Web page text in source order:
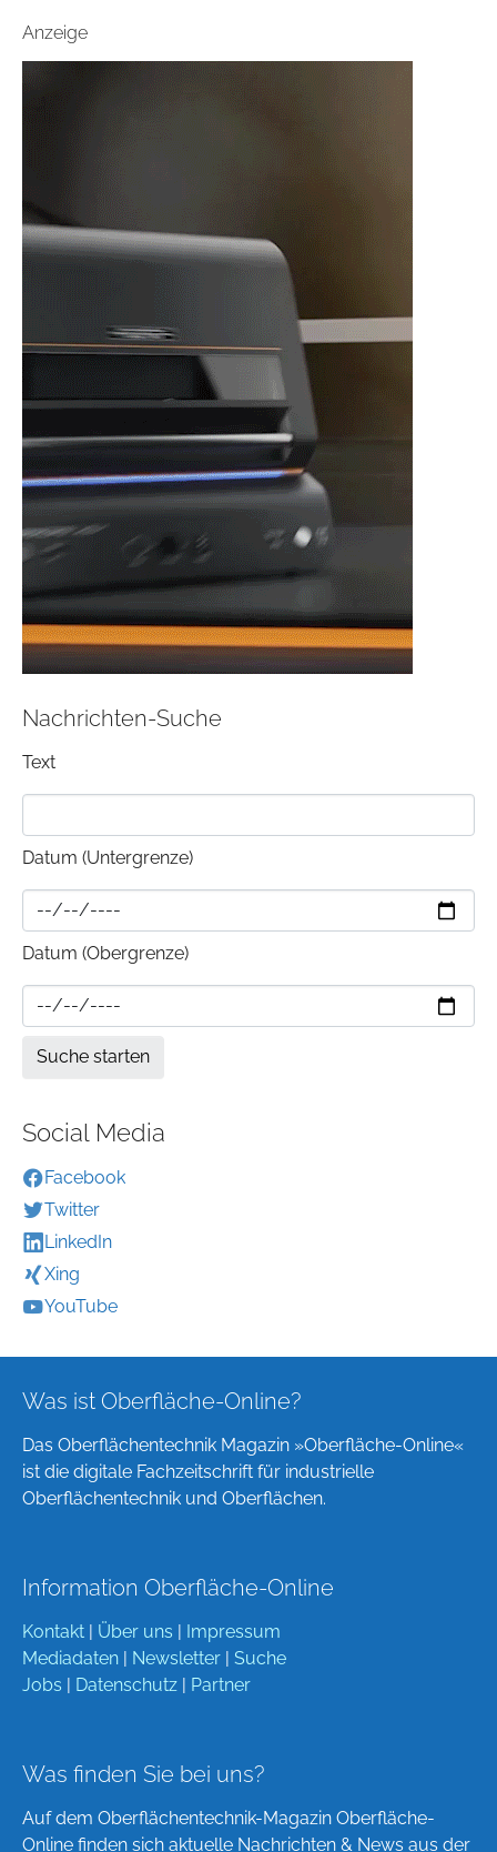
Anzeige
Nachrichten-Suche
Text
Datum (Untergrenze)
Datum (Obergrenze)
Social Media
Facebook
Twitter
LinkedIn
Xing
YouTube
Was ist Oberfläche-Online?
Das Oberflächentechnik Magazin »Oberfläche-Online«
ist die digitale Fachzeitschrift für industrielle
Oberflächentechnik und Oberflächen.
Information Oberfläche-Online
Kontakt Über uns
Impressum
Mediadaten
Newsletter
Suche
Jobs
Datenschutz Partner
Was finden Sie bei uns?
Auf dem Oberflächentechnik-Magazin Oberfläche-
Online finden sich aktuelle Nachrichten & News aus der